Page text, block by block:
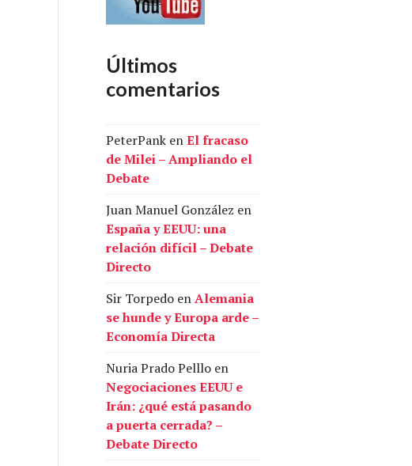
Últimos
comentarios
PeterPank enEl fracaso
de Milei – Ampliando el
Debate
Juan Manuel González en
España y EEUU: una
relación difícil – Debate
Directo
Sir Torpedo enAlemania
se hunde y Europa arde –
Economía Directa
Nuria Prado Pelllo en
Negociaciones EEUU e
Irán: ¿qué está pasando
a puerta cerrada? –
Debate Directo